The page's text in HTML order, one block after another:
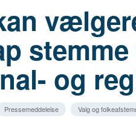
og
Pressemeddelelse Valg og